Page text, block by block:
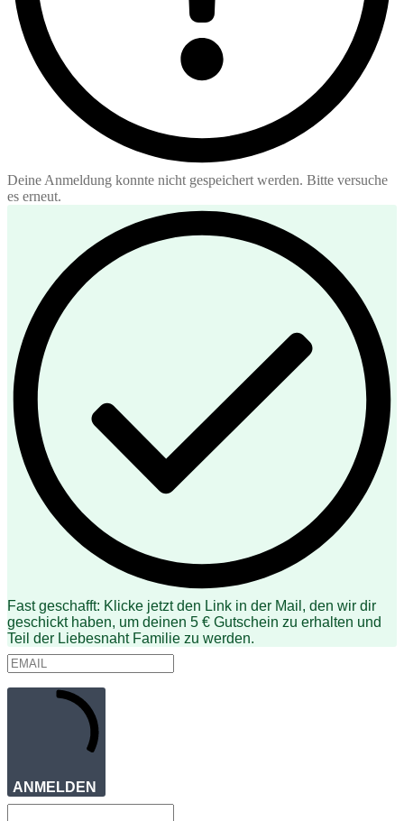
Deine Anmeldung konnte nicht gespeichert werden. Bitte versuche
es erneut.
Fast geschafft: Klicke jetzt den Link in der Mail, den wir dir
geschickt haben, um deinen 5 € Gutschein zu erhalten und
Teil der Liebesnaht Familie zu werden.
ANMELDEN